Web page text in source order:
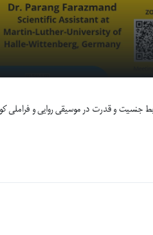
جنسیت و قدرت در موسیقی روایی و فراملی